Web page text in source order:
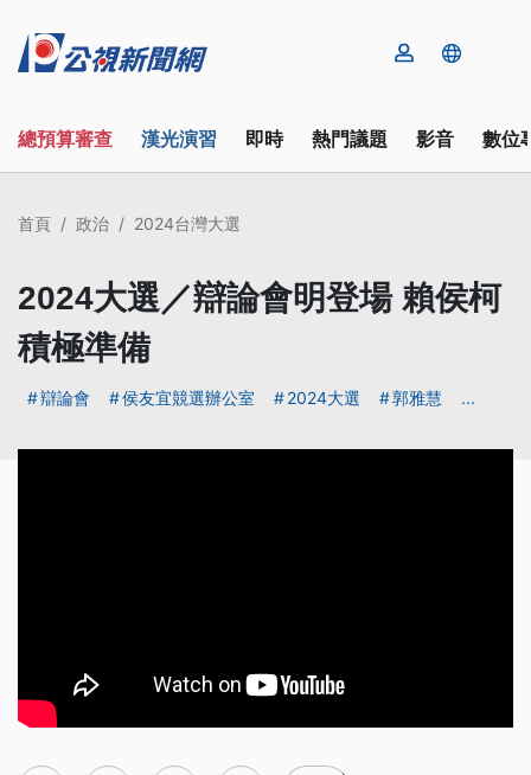
總預算審查 漢光演習 即時 熱門議題 影音 數位
首頁 政治 2024台灣大選
2024大選／辯論會明登場 賴侯柯
積極準備
辯論會 侯友宜競選辦公室 2024大選 郭雅慧 ...